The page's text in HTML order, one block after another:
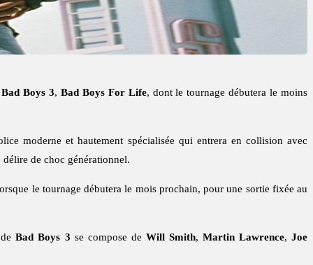
Bad Boys 3, Bad Boys For Life, dont le tournage débutera le moins
moderne et hautement spécialisée qui entrera en collision avec
de choc générationnel.
le tournage débutera le mois prochain, pour une sortie fixée au
deBad Boys 3 se compose de Will Smith, Martin Lawrence,Joe